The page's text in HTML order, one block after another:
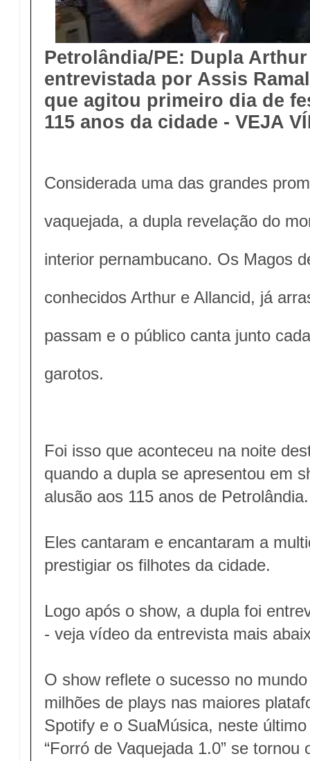
Petrolândia/PE: Dupla
entrevistada por Assis
que agitou primeiro dia de
115 anos da cidade - VEJA
Considerada uma das grandes
vaquejada, a dupla revelação do
interior pernambucano. Os Magos
conhecidos Arthur e Allancid, já
passam e o público canta junto
garotos.
Foi isso que aconteceu na noite
quando a dupla se apresentou em
alusão aos 115 anos de Petrolândia.
Eles cantaram e encantaram a
prestigiar os filhotes da cidade.
Logo após o show, a dupla foi
- veja vídeo da entrevista mais
O show reflete o sucesso no
milhões de plays nas maiores
Spotify e o SuaMúsica, neste
“Forró de Vaquejada 1.0” se